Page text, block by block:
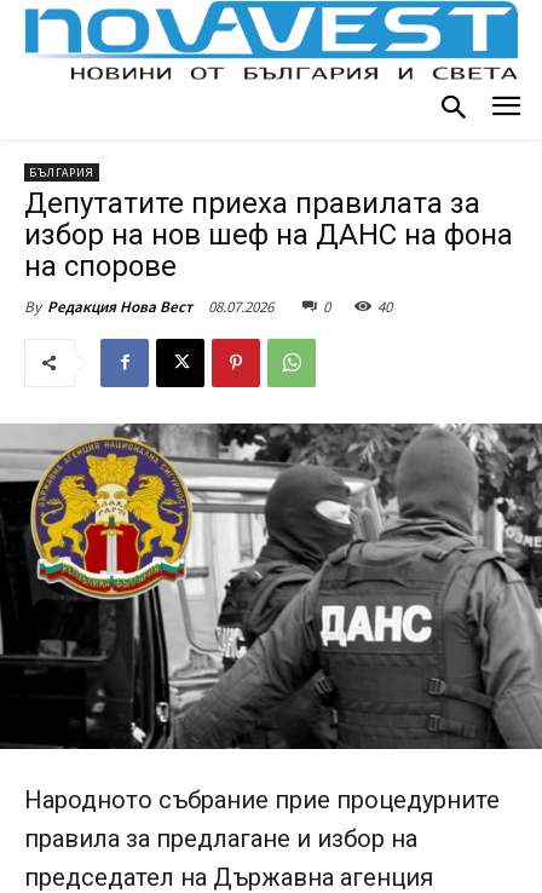
БЪЛГАРИЯ
Депутатите приеха правилата за
избор на нов шеф на ДАНС на фона
на спорове
By Редакция Нова Вест 08.07.2026 0 40
Народното събрание прие процедурните
правила за предлагане и избор на
председател на Държавна агенция